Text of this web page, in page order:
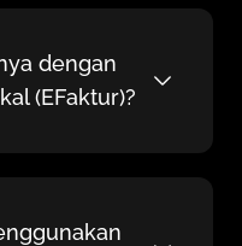
dengan
(EFaktur)?